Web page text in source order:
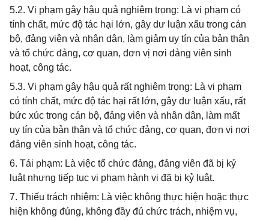
5.2. Vi phạm gây hậu quả nghiêm trọng: Là vi phạm có
tính chất, mức độ tác hại lớn, gây dư luận xấu trong cán
bộ, đảng viên và nhân dân, làm giảm uy tín của bản thân
và tổ chức đảng, cơ quan, đơn vị nơi đảng viên sinh
hoạt, công tác.
5.3. Vi phạm gây hậu quả rất nghiêm trọng: Là vi phạm
có tính chất, mức độ tác hại rất lớn, gây dư luận xấu, rất
bức xúc trong cán bộ, đảng viên và nhân dân, làm mất
uy tín của bản thân và tổ chức đảng, cơ quan, đơn vị nơi
đảng viên sinh hoạt, công tác.
6. Tái phạm: Là việc tổ chức đảng, đảng viên đã bị kỷ
luật nhưng tiếp tục vi phạm hành vi đã bị kỷ luật.
7. Thiếu trách nhiệm: Là việc không thực hiện hoặc thực
hiện không đúng, không đầy đủ chức trách, nhiệm vụ,